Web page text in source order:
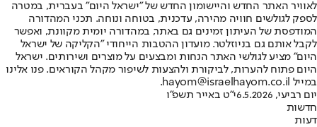
לאוויר האתר החדש והיישומון החדש של "ישראל היום" בעברית, במטרה
לספק לגולשים חוויה מהירה, עדכנית, בטוחה ונוחה. תכני המהדורה
המודפסת של העיתון זמינים גם באתר, במהדורה יומית מקוונת, ואפשר
לקבל אותם גם בניוזלטר. מועדון ההטבות הייחודי "הקליקה של ישראל
היום" מציע לגולשי האתר הנחות ומבצעים על מוצרים ושירותים. ישראל
היום פתוח להערות, לביקורת ולהצעות לשיפור מקהל הקוראים. פנו אלינו
במייל hayom@israelhayom.co.il.
יום רביעי, 6.5.2026
י"ט באייר תשפ"ו
חדשות
דעות